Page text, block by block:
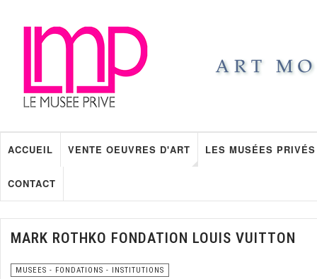
ACCUEIL VENTE OEUVRES D'ART LES MUSÉES PRIVÉS
CONTACT
MARK ROTHKO FONDATION LOUIS VUITTON
MUSEES - FONDATIONS - INSTITUTIONS